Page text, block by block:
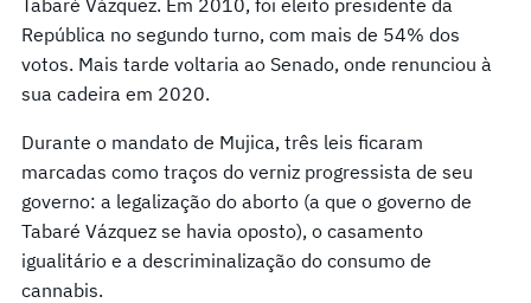
República no segundo turno, com mais de 54% dos
votos. Mais tarde voltaria ao Senado, onde renunciou à
sua cadeira em 2020.
Durante o mandato de Mujica, três leis ficaram
marcadas como traços do verniz progressista de seu
governo: a legalização do aborto (a que o governo de
Tabaré Vázquez se havia oposto), o casamento
igualitário e a descriminalização do consumo de
cannabis.